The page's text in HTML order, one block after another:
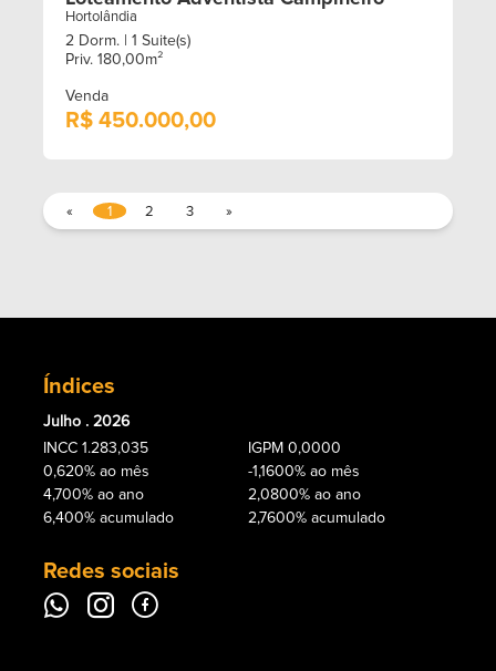
Hortolândia
2 Dorm.
| 1 Suite(s)
Priv. 180,00m²
Venda
R$ 450.000,00
« 1 2 3 »
Índices
Julho . 2026
INCC 1.283,035
0,620% ao mês
4,700% ao ano
6,400% acumulado
IGPM 0,0000
-1,1600% ao mês
2,0800% ao ano
2,7600% acumulado
Redes sociais